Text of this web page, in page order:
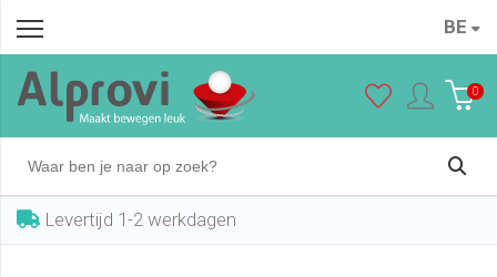
BE
0
Levertijd 1-2 werkdagen